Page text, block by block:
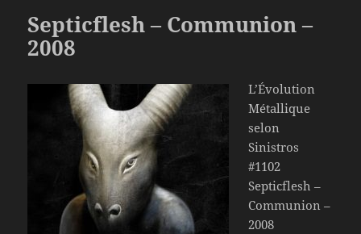
Septicflesh – Communion –
2008
L’Évolution
Métallique
selon
Sinistros
#1102
Septicflesh –
Communion –
2008